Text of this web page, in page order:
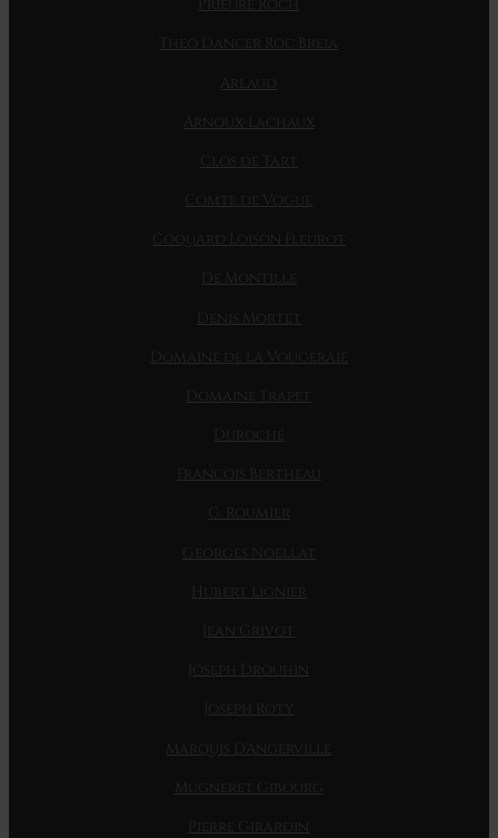
Prieure Roch
Theo Dancer Roc Breia
Arlaud
Arnoux-Lachaux
Clos de Tart
Comte de Vogue
Coquard Loison Fleurot
De Montille
Denis Mortet
Domaine de la Vougeraie
Domaine Trapet
Duroché
Francois Bertheau
G. Roumier
Georges Noellat
Hubert Lignier
Jean Grivot
Joseph Drouhin
Joseph Roty
Marquis D'Angerville
Mugneret Gibourg
Pierre Girardin